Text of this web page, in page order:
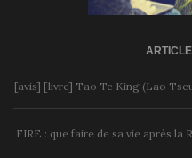
[avis] [livre] Tao Te King (Lao
FIRE : que faire de sa vie après la